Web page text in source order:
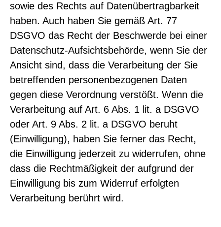
sowie des Rechts auf Datenübertragbarkeit
haben. Auch haben Sie gemäß Art. 77
DSGVO das Recht der Beschwerde bei einer
Datenschutz-Aufsichtsbehörde, wenn Sie der
Ansicht sind, dass die Verarbeitung der Sie
betreffenden personenbezogenen Daten
gegen diese Verordnung verstößt. Wenn die
Verarbeitung auf Art. 6 Abs. 1 lit. a DSGVO
oder Art. 9 Abs. 2 lit. a DSGVO beruht
(Einwilligung), haben Sie ferner das Recht,
die Einwilligung jederzeit zu widerrufen, ohne
dass die Rechtmäßigkeit der aufgrund der
Einwilligung bis zum Widerruf erfolgten
Verarbeitung berührt wird.